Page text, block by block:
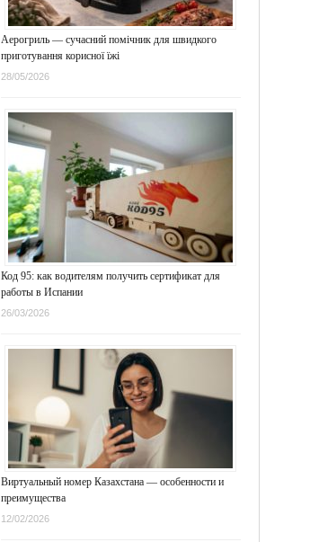
Аерогриль — сучасний помічник для швидкого
приготування корисної їжі
28/05/2026
Код 95: как водителям получить сертификат для
работы в Испании
26/03/2026
Виртуальный номер Казахстана — особенности и
преимущества
12/02/2026